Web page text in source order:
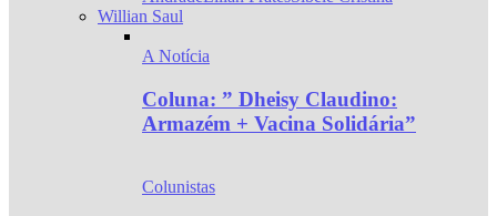
Willian Saul
A Notícia
Coluna: ” Dheisy Claudino:
Armazém + Vacina Solidária”
Colunistas